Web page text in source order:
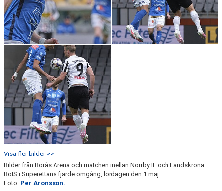
Visa fler bilder >>
Bilder från Borås Arena och matchen mellan Norrby IF och Landskrona
BoIS i Superettans fjärde omgång, lördagen den 1 maj.
Foto: Per Aronsson.